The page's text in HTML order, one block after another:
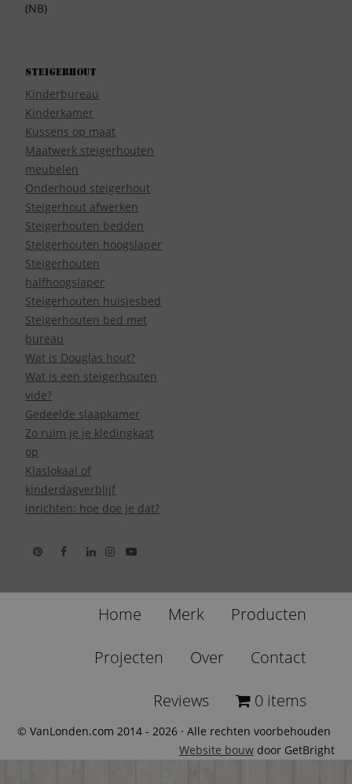
(NB)
Steigerhout
Kinderbureau
Kinderkamer
Kussens op maat
Maatwerk steigerhouten
meubelen
Onderhoud steigerhout
Steigerhout afwerken
Steigerhouten bedden
Steigerhouten hoogslaper
Steigerhouten
halfhoogslaper
Steigerhouten huisjesbed
Steigerhouten bed met
bureau
Wat is Douglas hout?
Wat is een steigerhouten
vide?
Gedeelde slaapkamer
Zo ruim je je kledingkast
op
Klaslokaal of
kinderdagverblijf
inrichten: hoe doe je dat?
Home Merk Producten
Projecten Over Contact
Reviews 0 items
© VanLonden.com 2014 - 2026 · Alle rechten voorbehouden
Website bouwdoor GetBright